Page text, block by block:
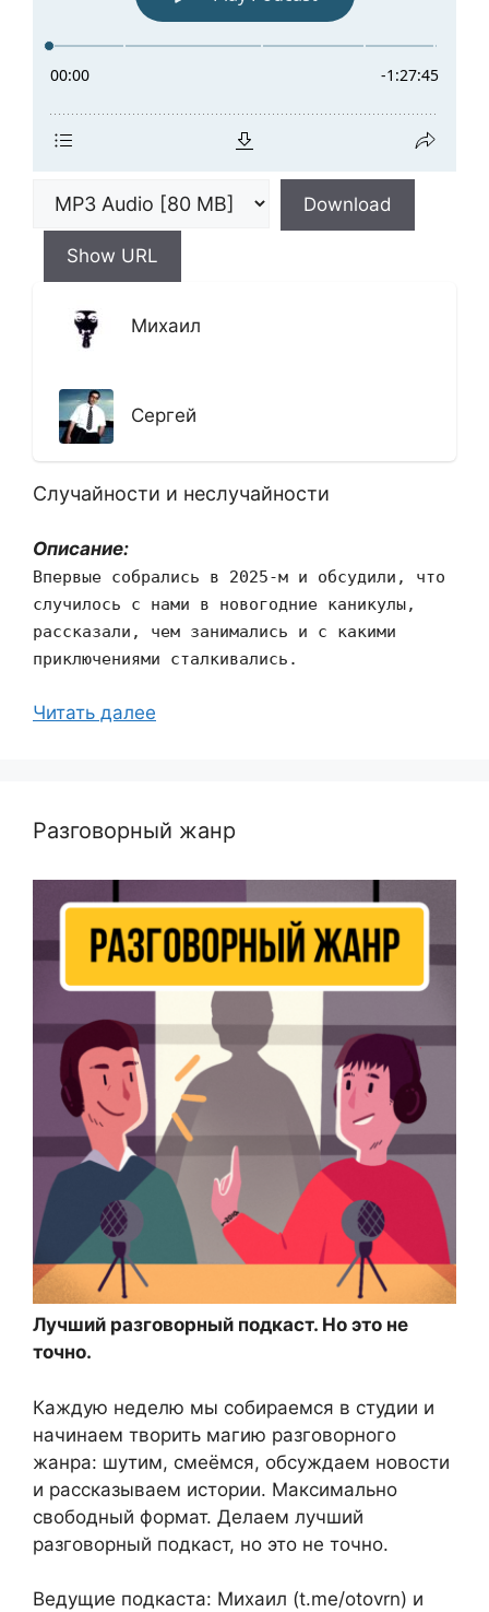
Download
Show URL
Михаил
Сергей
Cлучайности и неслучайности
Описание:
Впервые собрались в 2025-м и обсудили, что
случилось с нами в новогодние каникулы,
рассказали, чем занимались и с какими
приключениями сталкивались.
Читать далее
Разговорный жанр
Лучший разговорный подкаст. Но это не
точно.
Каждую неделю мы собираемся в студии и
начинаем творить магию разговорного
жанра: шутим, смеёмся, обсуждаем новости
и рассказываем истории. Максимально
свободный формат. Делаем лучший
разговорный подкаст, но это не точно.
Ведущие подкаста: Михаил (t.me/otovrn) и